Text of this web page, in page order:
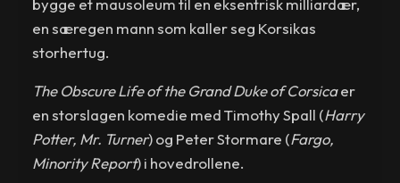
bygge et mausoleum til en eksentrisk milliardær,
en særegen mann som kaller seg Korsikas
storhertug.
The Obscure Life of the Grand Duke of Corsicaer
en storslagen komedie med Timothy Spall (Harry
Potter, Mr. Turner) og Peter Stormare (Fargo,
Minority Report) i hovedrollene.